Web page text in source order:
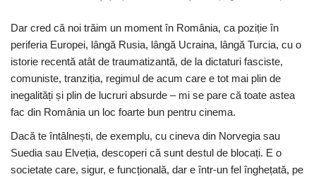
Dar cred că noi trăim un moment în România, ca poziție în
periferia Europei, lângă Rusia, lângă Ucraina, lângă Turcia, cu o
istorie recentă atât de traumatizantă, de la dictaturi fasciste,
comuniste, tranziția, regimul de acum care e tot mai plin de
inegalități și plin de lucruri absurde – mi se pare că toate astea
fac din România un loc foarte bun pentru cinema.
Dacă te întâlnești, de exemplu, cu cineva din Norvegia sau
Suedia sau Elveția, descoperi că sunt destul de blocați. E o
societate care, sigur, e funcțională, dar e într-un fel înghețată, pe